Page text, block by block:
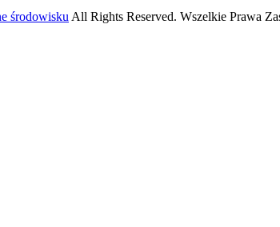
środowisku All Rights Reserved. Wszelkie Prawa